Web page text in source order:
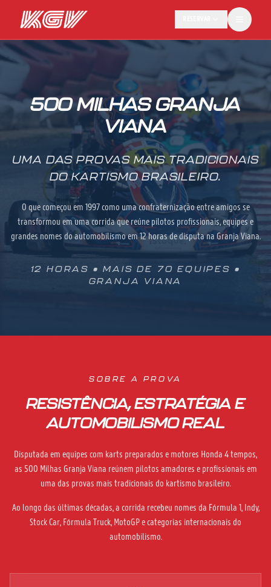
500 MILHAS GRANJA
VIANA
UMA DAS PROVAS MAIS TRADICIONAIS
DO KARTISMO BRASILEIRO.
O que começou em 1997 como uma confraternização entre amigos se
transformou em uma corrida que reúne pilotos profissionais, equipes e
grandes nomes do automobilismo em 12 horas de disputa na Granja Viana.
12 HORAS • MAIS DE 70 EQUIPES •
GRANJA VIANA
SOBRE A PROVA
RESISTÊNCIA, ESTRATÉGIA E
AUTOMOBILISMO REAL
Disputada em equipes com karts preparados e motores Honda 4 tempos,
as 500 Milhas Granja Viana reúnem pilotos amadores e profissionais em
uma das provas mais tradicionais do kartismo brasileiro.
Ao longo das últimas décadas, a corrida recebeu nomes da Fórmula 1, Indy,
Stock Car, Fórmula Truck, MotoGP e categorias internacionais do
automobilismo.